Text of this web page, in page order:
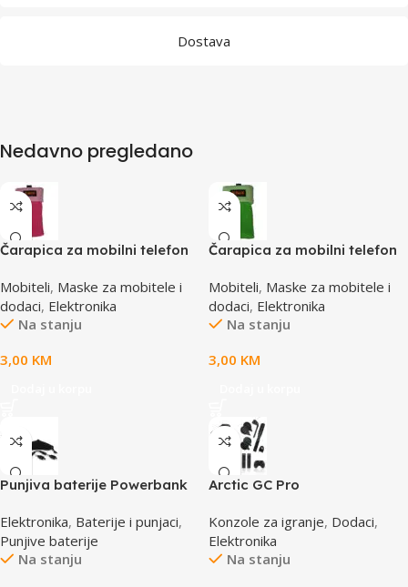
Dostava
Nedavno pregledano
Čarapica za mobilni telefon
65x100mm
Mobiteli, Maske za mobitele i
dodaci, Elektronika
Na stanju
3,00 KM
Čarapica za mobilni telefon
65x100mm
Mobiteli, Maske za mobitele i
dodaci, Elektronika
Na stanju
3,00 KM
Punjiva baterije Powerbank
168267 MANHATTAN
Elektronika, Baterije i punjaci,
Punjive baterije
Na stanju
Arctic GC Pro
Konzole za igranje, Dodaci,
Elektronika
Na stanju